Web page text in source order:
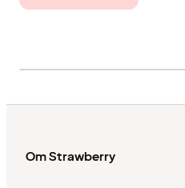
Om Strawberry